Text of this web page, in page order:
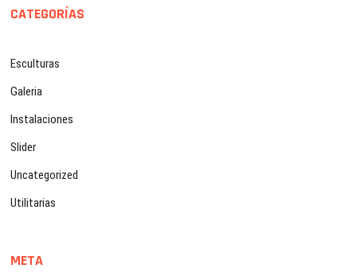
CATEGORÍAS
Esculturas
Galeria
Instalaciones
Slider
Uncategorized
Utilitarias
META